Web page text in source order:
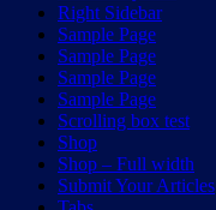
Right Sidebar
Sample Page
Sample Page
Sample Page
Sample Page
Scrolling box test
Shop
Shop – Full width
Submit Your Articles